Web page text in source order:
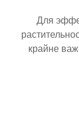
Для
крайне